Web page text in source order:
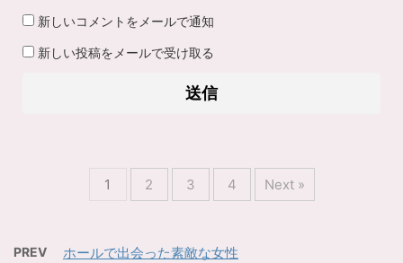
新しいコメントをメールで通知
新しい投稿をメールで受け取る
1 2 3 4 Next »
PREV ホールで出会った素敵な女性